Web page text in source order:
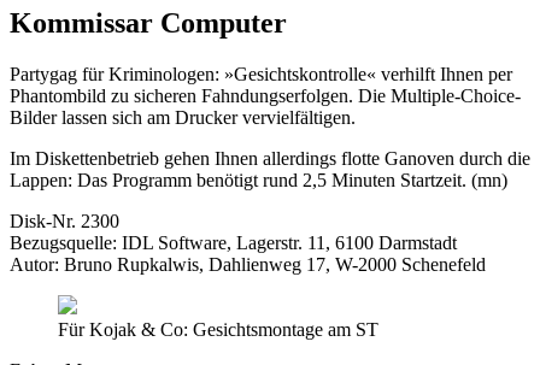
Kommissar Computer
Partygag für Kriminologen: »Gesichtskontrolle« verhilft Ihnen per
Phantombild zu sicheren Fahndungserfolgen. Die Multiple-Choice-
Bilder lassen sich am Drucker vervielfältigen.
Im Diskettenbetrieb gehen Ihnen allerdings flotte Ganoven durch die
Lappen: Das Programm benötigt rund 2,5 Minuten Startzeit. (mn)
Disk-Nr. 2300
Bezugsquelle: IDL Software, Lagerstr. 11, 6100 Darmstadt
Autor: Bruno Rupkalwis, Dahlienweg 17, W-2000 Schenefeld
Für Kojak & Co: Gesichtsmontage am ST